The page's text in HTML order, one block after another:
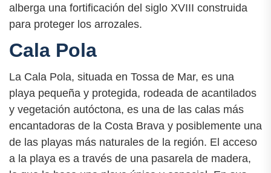
alberga una fortificación del siglo XVIII construida
para proteger los arrozales.
Cala Pola
La Cala Pola, situada en Tossa de Mar, es una
playa pequeña y protegida, rodeada de acantilados
y vegetación autóctona, es una de las calas más
encantadoras de la Costa Brava y posiblemente una
de las playas más naturales de la región. El acceso
a la playa es a través de una pasarela de madera,